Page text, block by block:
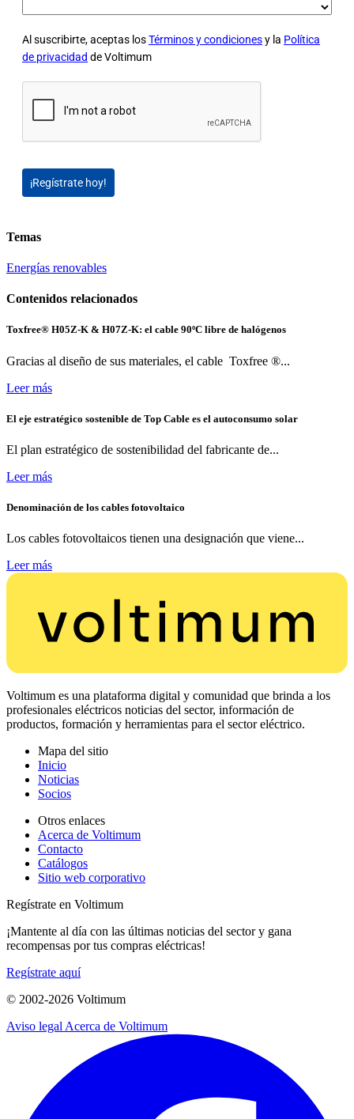
Al suscribirte, aceptas losTérminos y condicionesy la Política
de privacidad de Voltimum
¡Regístrate hoy!
Temas
Energías renovables
Contenidos relacionados
Toxfree® H05Z-K & H07Z-K: el cable 90ºC libre de halógenos
Gracias al diseño de sus materiales, el cable Toxfree ®...
Leer más
El eje estratégico sostenible de Top Cable es el autoconsumo solar
El plan estratégico de sostenibilidad del fabricante de...
Leer más
Denominación de los cables fotovoltaico
Los cables fotovoltaicos tienen una designación que viene...
Leer más
Voltimum es una plataforma digital y comunidad que brinda a los
profesionales eléctricos noticias del sector, información de
productos, formación y herramientas para el sector eléctrico.
Mapa del sitio
Inicio
Noticias
Socios
Otros enlaces
Acerca de Voltimum
Contacto
Catálogos
Sitio web corporativo
Regístrate en Voltimum
¡Mantente al día con las últimas noticias del sector y gana
recompensas por tus compras eléctricas!
Regístrate aquí
© 2002-2026 Voltimum
Aviso legal Acerca de Voltimum